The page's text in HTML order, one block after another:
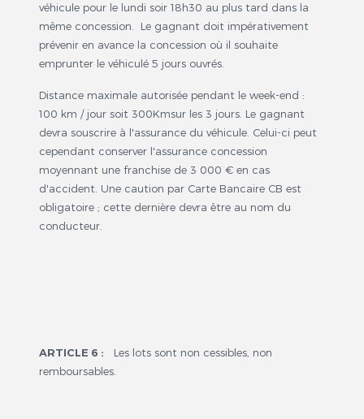
véhicule pour le lundi soir 18h30 au plus tard dans la
même concession. Le gagnant doit impérativement
prévenir en avance la concession où il souhaite
emprunter le véhiculé 5 jours ouvrés.
Distance maximale autorisée pendant le week-end :
100 km / jour soit 300Kmsur les 3 jours. Le gagnant
devra souscrire à l'assurance du véhicule. Celui-ci peut
cependant conserver l'assurance concession
moyennant une franchise de 3 000 € en cas
d'accident. Une caution par Carte Bancaire CB est
obligatoire ; cette dernière devra être au nom du
conducteur.
ARTICLE 6 : Les lots sont non cessibles, non
remboursables.